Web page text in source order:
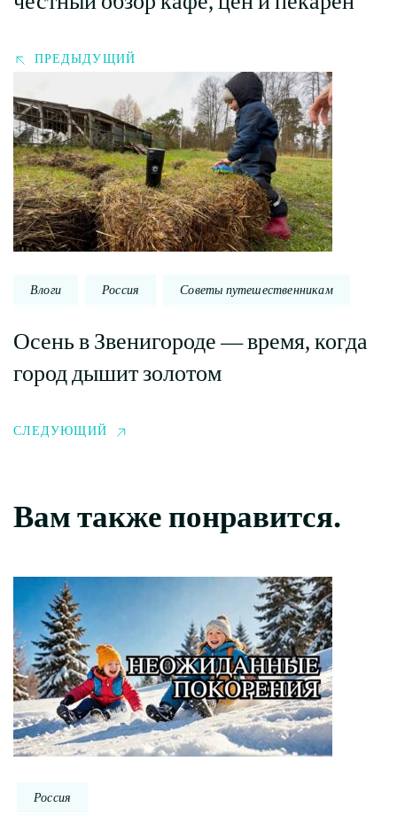
ПРЕДЫДУЩИЙ
Влоги Россия Советы путешественникам
Осень в Звенигороде — время, когда
город дышит золотом
СЛЕДУЮЩИЙ
Вам также понравится.
Россия